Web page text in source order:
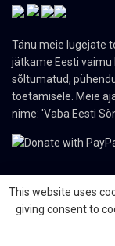
Tänu meie lugejate
jätkame Eesti
sõltumatud,
toetamisele. Meie
nime: 'Vaba Eesti
© 2024 The Nordic
This website uses
giving consent to